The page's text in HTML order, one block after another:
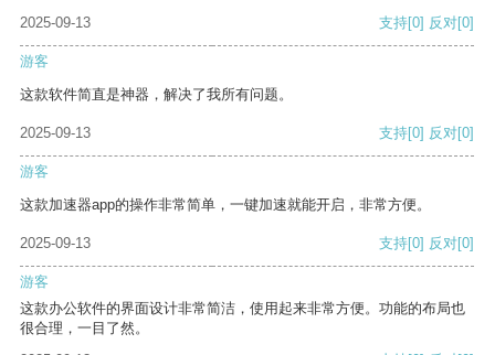
2025-09-13 支持[0] 反对[0]
游客
这款软件简直是神器，解决了我所有问题。
2025-09-13 支持[0] 反对[0]
游客
这款加速器app的操作非常简单，一键加速就能开启，非常方便。
2025-09-13 支持[0] 反对[0]
游客
这款办公软件的界面设计非常简洁，使用起来非常方便。功能的布局也
很合理，一目了然。